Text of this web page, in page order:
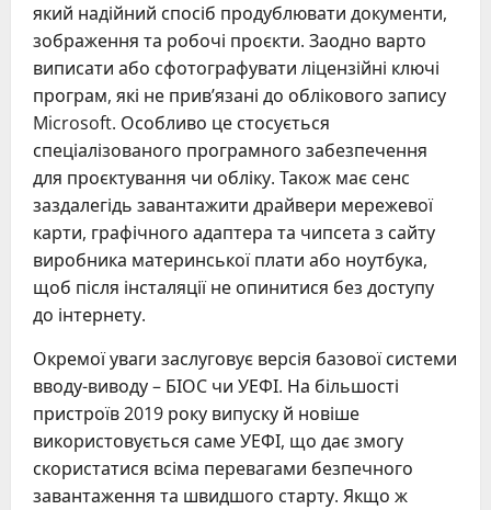
який надійний спосіб продублювати документи,
зображення та робочі проєкти. Заодно варто
виписати або сфотографувати ліцензійні ключі
програм, які не прив’язані до облікового запису
Microsoft. Особливо це стосується
спеціалізованого програмного забезпечення
для проєктування чи обліку. Також має сенс
заздалегідь завантажити драйвери мережевої
карти, графічного адаптера та чипсета з сайту
виробника материнської плати або ноутбука,
щоб після інсталяції не опинитися без доступу
до інтернету.
Окремої уваги заслуговує версія базової системи
вводу-виводу – БІОС чи УЕФІ. На більшості
пристроїв 2019 року випуску й новіше
використовується саме УЕФІ, що дає змогу
скористатися всіма перевагами безпечного
завантаження та швидшого старту. Якщо ж